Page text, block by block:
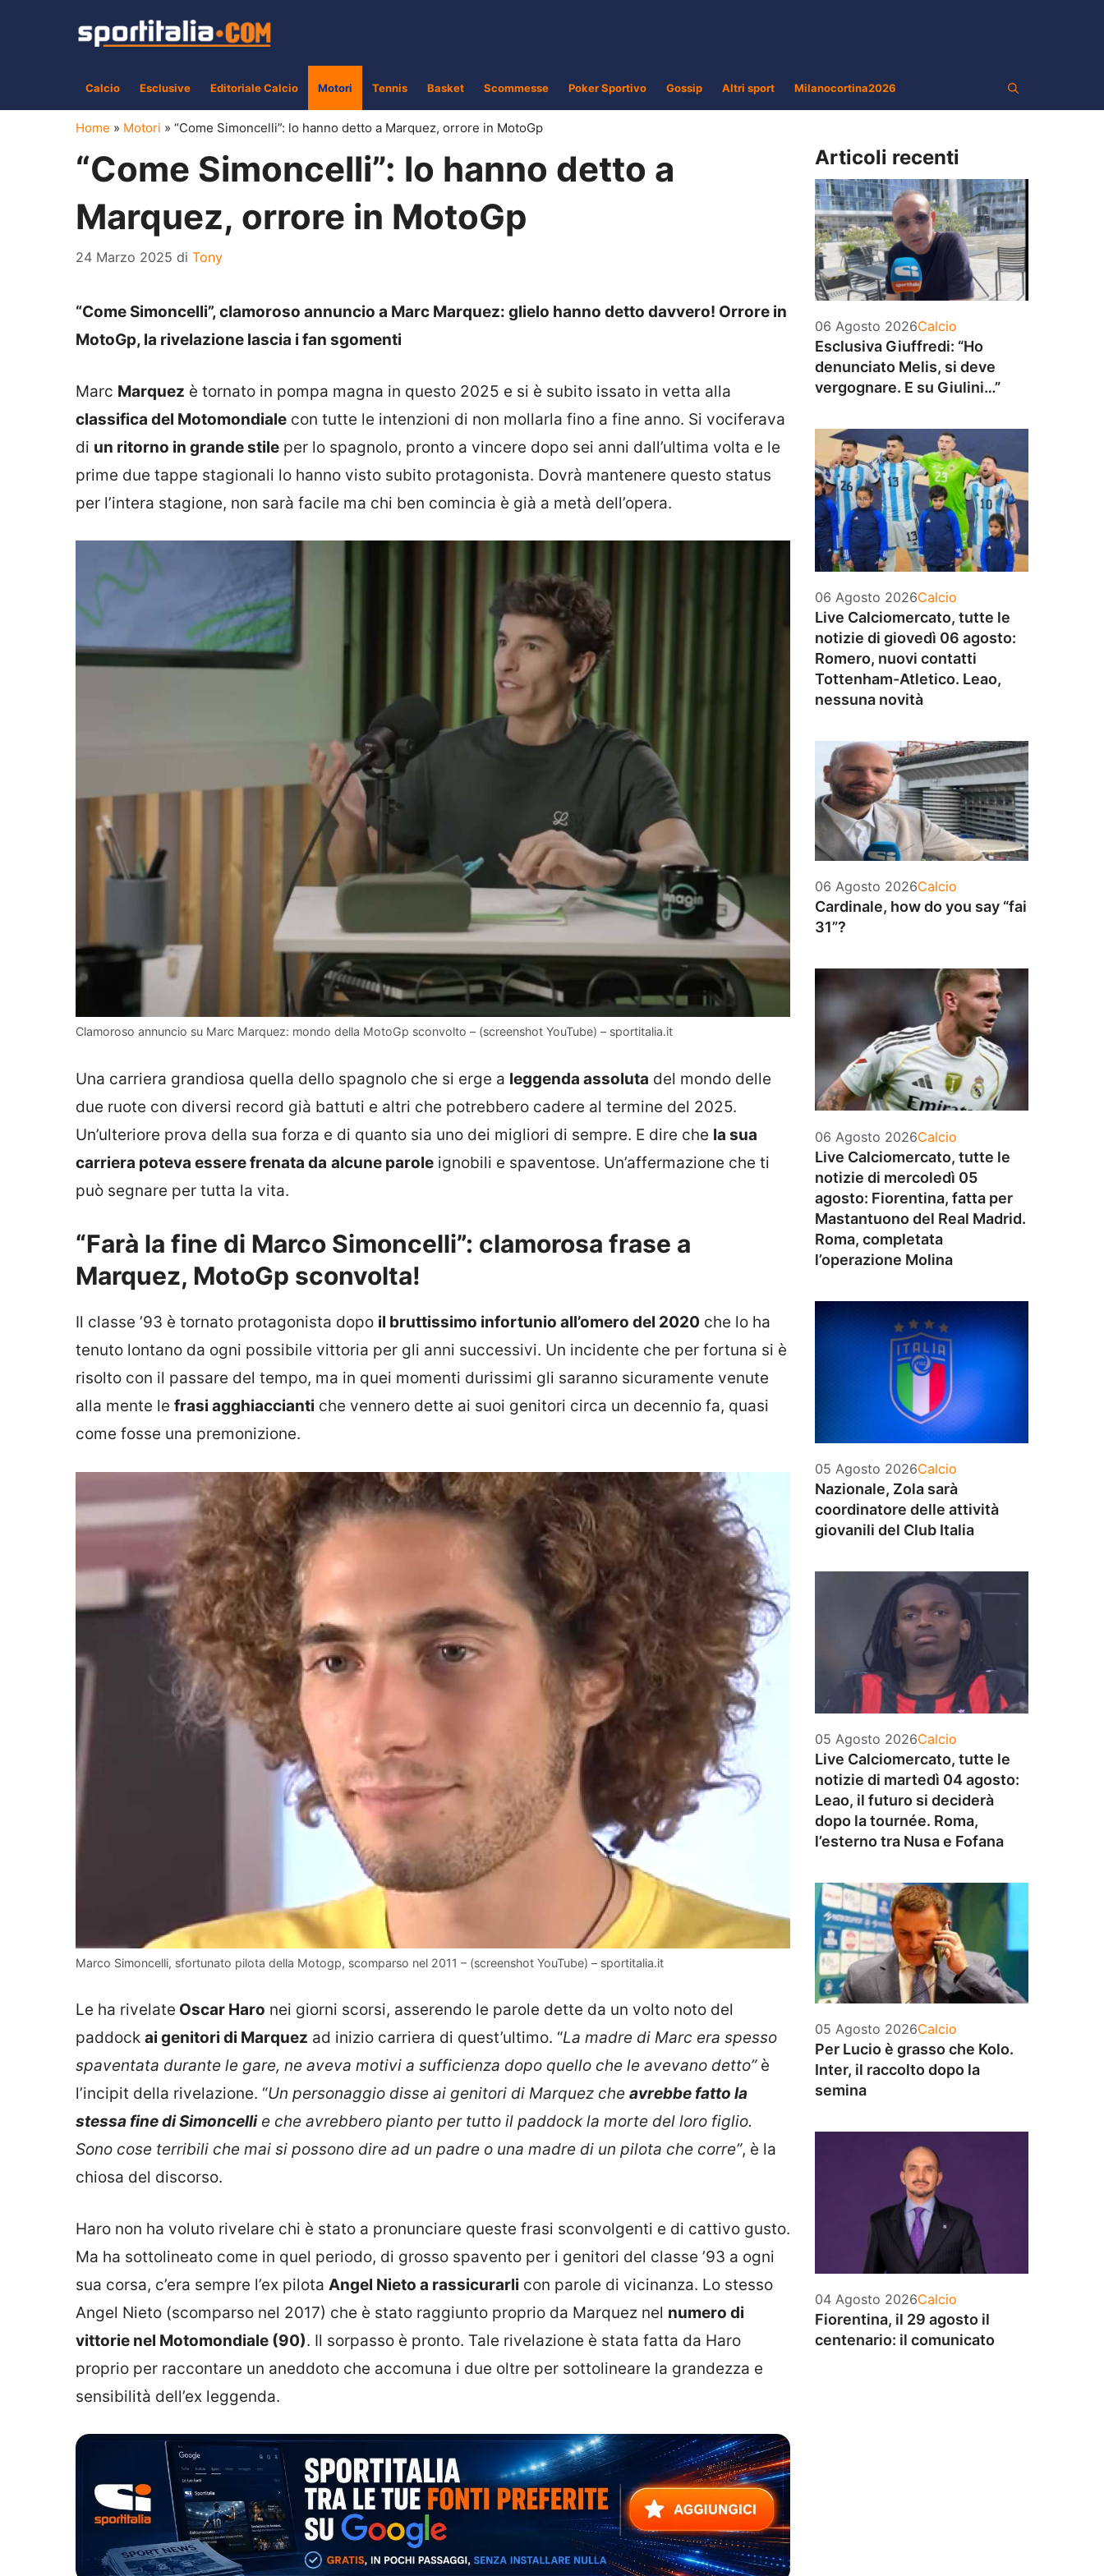
Calcio Esclusive Editoriale Calcio Motori Tennis Basket Scommesse Poker Sportivo Gossip Altri sport Milanocortina2026
Home » Motori » “Come Simoncelli”: lo hanno detto a Marquez, orrore in MotoGp
“Come Simoncelli”: lo hanno detto a
Marquez, orrore in MotoGp
24 Marzo 2025 di Tony
“Come Simoncelli”, clamoroso annuncio a Marc Marquez: glielo hanno detto davvero! Orrore in
MotoGp, la rivelazione lascia i fan sgomenti
Marc Marquez è tornato in pompa magna in questo 2025 e si è subito issato in vetta alla
classifica del Motomondiale con tutte le intenzioni di non mollarla fino a fine anno. Si vociferava
di un ritorno in grande stile per lo spagnolo, pronto a vincere dopo sei anni dall’ultima volta e le
prime due tappe stagionali lo hanno visto subito protagonista. Dovrà mantenere questo status
per l’intera stagione, non sarà facile ma chi ben comincia è già a metà dell’opera.
Clamoroso annuncio su Marc Marquez: mondo della MotoGp sconvolto – (screenshot YouTube) – sportitalia.it
Una carriera grandiosa quella dello spagnolo che si erge a leggenda assoluta del mondo delle
due ruote con diversi record già battuti e altri che potrebbero cadere al termine del 2025.
Un’ulteriore prova della sua forza e di quanto sia uno dei migliori di sempre. E dire che la sua
carriera poteva essere frenata da alcune parole ignobili e spaventose. Un’affermazione che ti
può segnare per tutta la vita.
“Farà la fine di Marco Simoncelli”: clamorosa frase a
Marquez, MotoGp sconvolta!
Il classe ’93 è tornato protagonista dopo il bruttissimo infortunio all’omero del 2020 che lo ha
tenuto lontano da ogni possibile vittoria per gli anni successivi. Un incidente che per fortuna si è
risolto con il passare del tempo, ma in quei momenti durissimi gli saranno sicuramente venute
alla mente le frasi agghiaccianti che vennero dette ai suoi genitori circa un decennio fa, quasi
come fosse una premonizione.
Marco Simoncelli, sfortunato pilota della Motogp, scomparso nel 2011 – (screenshot YouTube) – sportitalia.it
Le ha rivelate Oscar Haro nei giorni scorsi, asserendo le parole dette da un volto noto del
paddock ai genitori di Marquez ad inizio carriera di quest’ultimo. “La madre di Marc era spesso
spaventata durante le gare, ne aveva motivi a sufficienza dopo quello che le avevano detto”è
l’incipit della rivelazione. “Un personaggio disse ai genitori di Marquez che avrebbe fatto la
stessa fine di Simoncellie che avrebbero pianto per tutto il paddock la morte del loro figlio.
Sono cose terribili che mai si possono dire ad un padre o una madre di un pilota che corre”, è la
chiosa del discorso.
Haro non ha voluto rivelare chi è stato a pronunciare queste frasi sconvolgenti e di cattivo gusto.
Ma ha sottolineato come in quel periodo, di grosso spavento per i genitori del classe ’93 a ogni
sua corsa, c’era sempre l’ex pilota Angel Nieto a rassicurarli con parole di vicinanza. Lo stesso
Angel Nieto (scomparso nel 2017) che è stato raggiunto proprio da Marquez nel numero di
vittorie nel Motomondiale (90). Il sorpasso è pronto. Tale rivelazione è stata fatta da Haro
proprio per raccontare un aneddoto che accomuna i due oltre per sottolineare la grandezza e
sensibilità dell’ex leggenda.
Articoli recenti
06 Agosto 2026Categorie
Calcio
Esclusiva Giuffredi: “Ho
denunciato Melis, si deve
vergognare. E su Giulini…”
06 Agosto 2026Categorie
Calcio
Live Calciomercato, tutte le
notizie di giovedì 06 agosto:
Romero, nuovi contatti
Tottenham-Atletico. Leao,
nessuna novità
06 Agosto 2026Categorie
Calcio
Cardinale, how do you say “fai
31”?
06 Agosto 2026Categorie
Calcio
Live Calciomercato, tutte le
notizie di mercoledì 05
agosto: Fiorentina, fatta per
Mastantuono del Real Madrid.
Roma, completata
l’operazione Molina
05 Agosto 2026Categorie
Calcio
Nazionale, Zola sarà
coordinatore delle attività
giovanili del Club Italia
05 Agosto 2026Categorie
Calcio
Live Calciomercato, tutte le
notizie di martedì 04 agosto:
Leao, il futuro si deciderà
dopo la tournée. Roma,
l’esterno tra Nusa e Fofana
05 Agosto 2026Categorie
Calcio
Per Lucio è grasso che Kolo.
Inter, il raccolto dopo la
semina
04 Agosto 2026Categorie
Calcio
Fiorentina, il 29 agosto il
centenario: il comunicato